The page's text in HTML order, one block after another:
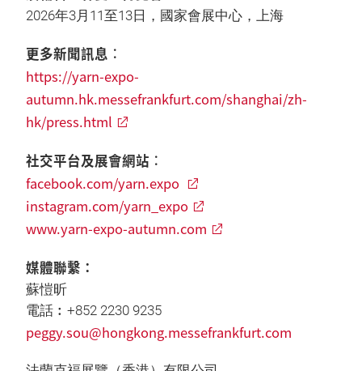
2026年3月11至13日，國家會展中心，上海
更多新聞訊息︰
https://yarn-expo-
autumn.hk.messefrankfurt.com/shanghai/zh-
hk/press.html
社交平台及展會網站︰
facebook.com/yarn.expo
instagram.com/yarn_expo
www.yarn-expo-autumn.com
媒體聯繫：
蘇愷昕
電話︰+852 2230 9235
peggy.sou@hongkong.messefrankfurt.com